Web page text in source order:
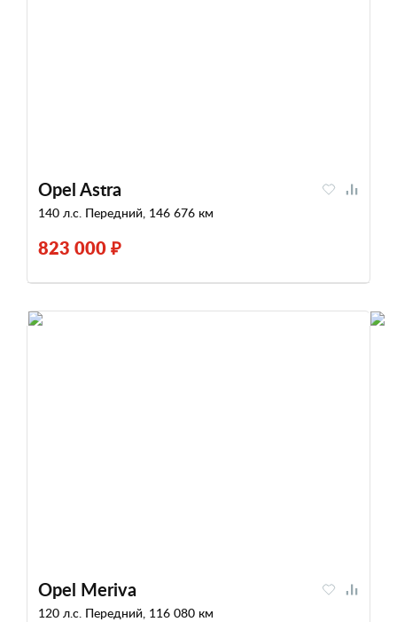
Opel Astra
140 л.с. Передний, 146 676 км
823 000 ₽
Opel Meriva
120 л.с. Передний, 116 080 км